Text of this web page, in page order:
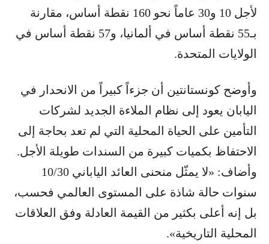
لأجل 10 و30 عاماً نحو 160 نقطة أساس، مقارنة
بـ55 نقطة أساس في ألمانيا، و57 نقطة أساس في
الولايات المتحدة.
وأوضح كونستانتين أن جزءاً كبيراً من الانحدار في
اليابان يعود إلى نظام الملاءة الجديد لشركات
التأمين على الحياة المحلية التي لم تعد بحاجة إلى
الاحتفاظ بكميات كبيرة من السندات طويلة الأجل.
وأضاف: «لا يمثّل منحنى العائد الياباني 10/30
سنوات حالة شاذة على المستوى العالمي فحسب،
بل إنه أعلى بكثير من القيمة العادلة وفق العلاقات
المحلية التاريخية».